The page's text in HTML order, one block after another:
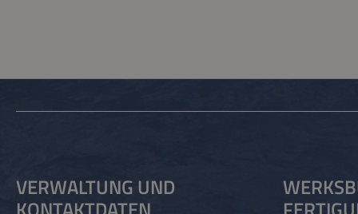
VERWALTUNG UND